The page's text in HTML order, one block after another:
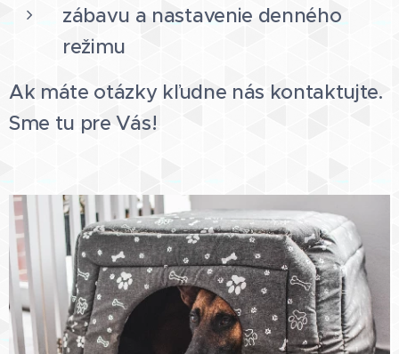
zábavu a nastavenie denného
režimu
Ak máte otázky kľudne nás kontaktujte.
Sme tu pre Vás!